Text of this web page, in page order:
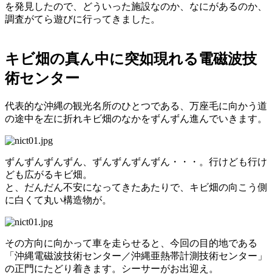
を発見したので、どういった施設なのか、なにがあるのか、
調査がてら遊びに行ってきました。
キビ畑の真ん中に突如現れる電磁波技
術センター
代表的な沖縄の観光名所のひとつである、万座毛に向かう道
の途中を左に折れキビ畑のなかをずんずん進んでいきます。
ずんずんずんずん、ずんずんずんずん・・・。行けども行け
ども広がるキビ畑。
と、だんだん不安になってきたあたりで、キビ畑の向こう側
に白くて丸い構造物が。
その方向に向かって車を走らせると、今回の目的地である
「沖縄電磁波技術センター／沖縄亜熱帯計測技術センター」
の正門にたどり着きます。シーサーがお出迎え。